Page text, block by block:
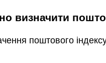
визначити
поштового